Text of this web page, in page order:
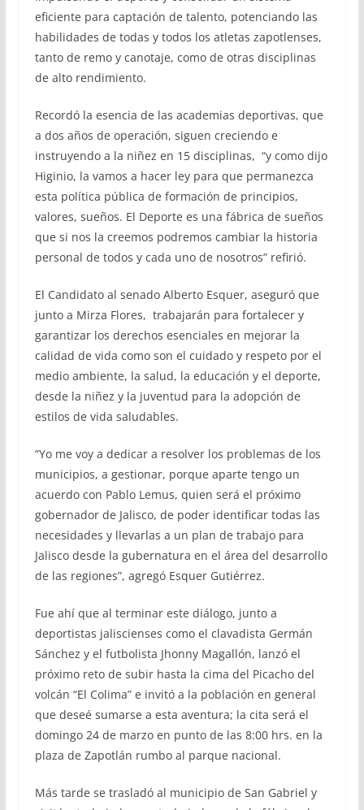
eficiente para captación de talento, potenciando las
habilidades de todas y todos los atletas zapotlenses,
tanto de remo y canotaje, como de otras disciplinas
de alto rendimiento.
Recordó la esencia de las academias deportivas, que
a dos años de operación, siguen creciendo e
instruyendo a la niñez en 15 disciplinas, “y como dijo
Higinio, la vamos a hacer ley para que permanezca
esta política pública de formación de principios,
valores, sueños. El Deporte es una fábrica de sueños
que si nos la creemos podremos cambiar la historia
personal de todos y cada uno de nosotros” refirió.
El Candidato al senado Alberto Esquer, aseguró que
junto a Mirza Flores, trabajarán para fortalecer y
garantizar los derechos esenciales en mejorar la
calidad de vida como son el cuidado y respeto por el
medio ambiente, la salud, la educación y el deporte,
desde la niñez y la juventud para la adopción de
estilos de vida saludables.
“Yo me voy a dedicar a resolver los problemas de los
municipios, a gestionar, porque aparte tengo un
acuerdo con Pablo Lemus, quien será el próximo
gobernador de Jalisco, de poder identificar todas las
necesidades y llevarlas a un plan de trabajo para
Jalisco desde la gubernatura en el área del desarrollo
de las regiones”, agregó Esquer Gutiérrez.
Fue ahí que al terminar este diálogo, junto a
deportistas jaliscienses como el clavadista Germán
Sánchez y el futbolista Jhonny Magallón, lanzó el
próximo reto de subir hasta la cima del Picacho del
volcán “El Colima” e invitó a la población en general
que deseé sumarse a esta aventura; la cita será el
domingo 24 de marzo en punto de las 8:00 hrs. en la
plaza de Zapotlán rumbo al parque nacional.
Más tarde se trasladó al municipio de San Gabriel y